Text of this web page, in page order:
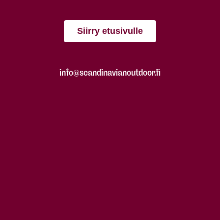
Siirry etusivulle
info@scandinavianoutdoor.fi